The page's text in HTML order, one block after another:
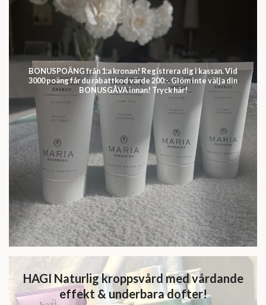
BONUSPOÄNG från 1:a kronan! Registrera dig i kassan. Vid
3000 poäng får du rabattkod värde 200:-. Glöm inte välja din
BONUSGÅVA innan! Tryck här!
HAGI Naturlig kroppsvård med vårdande
effekt & underbara dofter!